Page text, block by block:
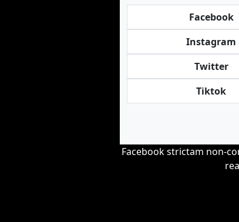
Facebook
Instagram
Twitter
Tiktok
Facebook strictam non-